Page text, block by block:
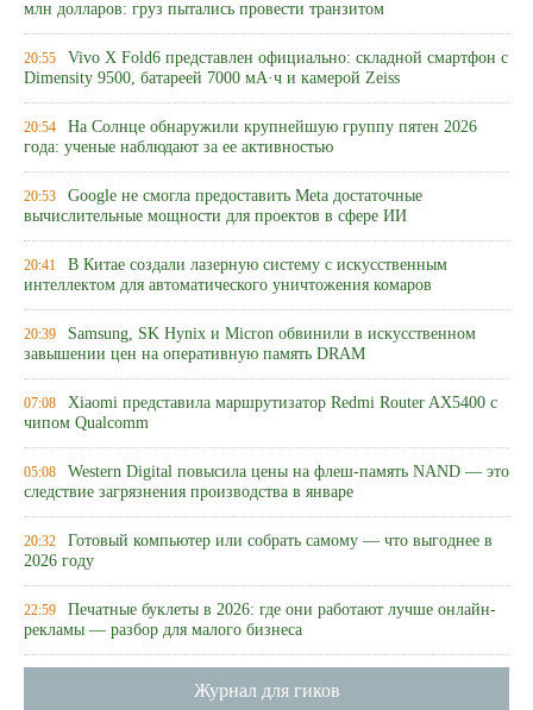
млн долларов: груз пытались провести транзитом
20:55 Vivo X Fold6 представлен официально: складной смартфон с
Dimensity 9500, батареей 7000 мА·ч и камерой Zeiss
20:54 На Солнце обнаружили крупнейшую группу пятен 2026
года: ученые наблюдают за ее активностью
20:53 Google не смогла предоставить Meta достаточные
вычислительные мощности для проектов в сфере ИИ
20:41 В Китае создали лазерную систему с искусственным
интеллектом для автоматического уничтожения комаров
20:39 Samsung, SK Hynix и Micron обвинили в искусственном
завышении цен на оперативную память DRAM
07:08 Xiaomi представила маршрутизатор Redmi Router AX5400 с
чипом Qualcomm
05:08 Western Digital повысила цены на флеш-память NAND — это
следствие загрязнения производства в январе
20:32 Готовый компьютер или собрать самому — что выгоднее в
2026 году
22:59 Печатные буклеты в 2026: где они работают лучше онлайн-
рекламы — разбор для малого бизнеса
Журнал для гиков